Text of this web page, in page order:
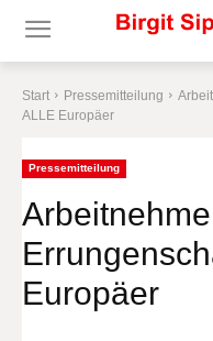
Start Pressemitteilung
ALLE Europäer
Pressemitteilung
Europäer